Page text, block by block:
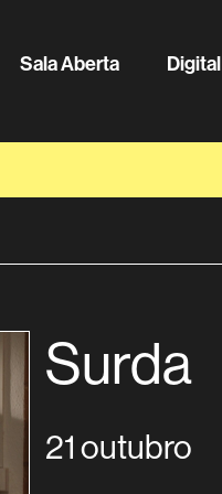
Sala Aberta Digital
Surda
21 outubro